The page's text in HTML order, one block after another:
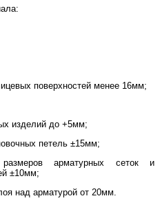
поверхностей менее 16мм;
изделий до +5мм;
петель ±15мм;
арматурных сеток и
±10мм;
над арматурой от 20мм.